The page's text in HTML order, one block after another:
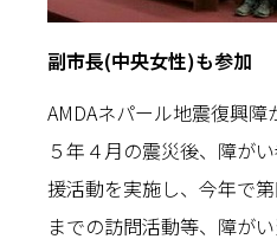
副市長(中央女性)も参加
AMDAネパール地震復興
５年４月の震災後、障が
援活動を実施し、今年で
までの訪問活動等、障が